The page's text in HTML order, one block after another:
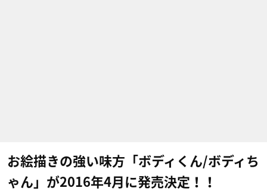
お絵描きの強い味方「ボディくん/ボディち
ゃん」が2016年4月に発売決定！！